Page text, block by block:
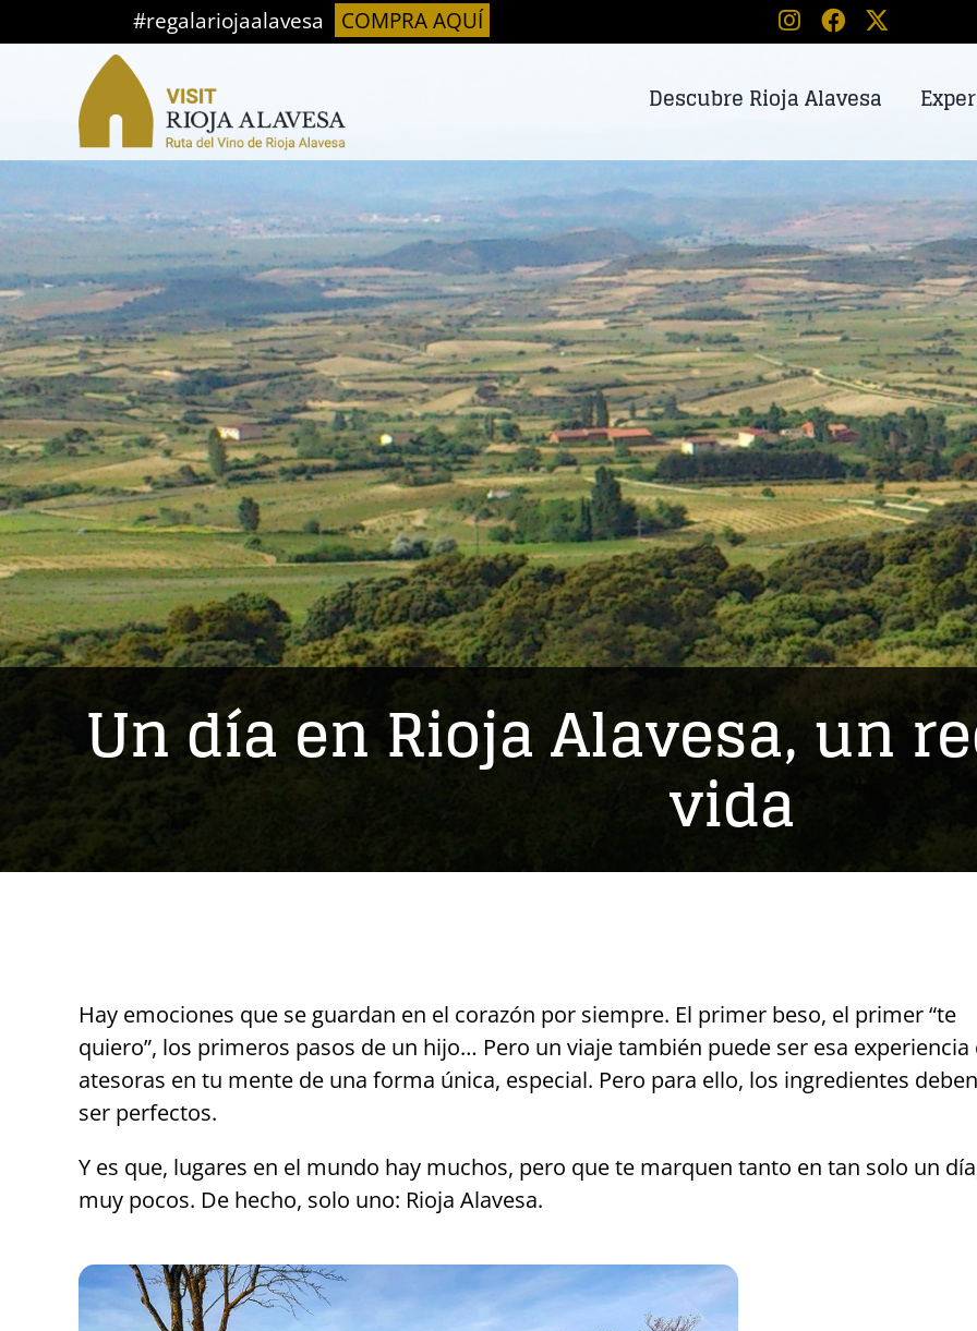
al
contenido
#regalariojaalavesa COMPRA AQUÍ
Descubre Rioja Alavesa
Un día en Rioja Alavesa, un
vida
Hay emociones que se guardan en el corazón por siempre. El primer beso, el primer “te
quiero”, los primeros pasos de un hijo… Pero un viaje también puede ser esa experiencia
atesoras en tu mente de una forma única, especial. Pero para ello, los ingredientes
ser perfectos.
Y es que, lugares en el mundo hay muchos, pero que te marquen tanto en tan solo un
muy pocos. De hecho, solo uno: Rioja Alavesa.